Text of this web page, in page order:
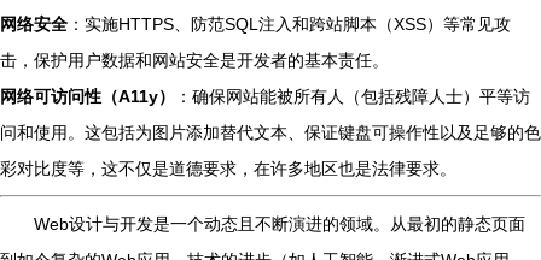
网络安全 ：实施HTTPS、防范SQL注入和跨站脚本（XSS）等常见攻
击，保护用户数据和网站安全是开发者的基本责任。
网络可访问性（A11y）
：确保网站能被所有人（包括残障人士）平等访
问和使用。这包括为图片添加替代文本、保证键盘可操作性以及足够的色
彩对比度等，这不仅是道德要求，在许多地区也是法律要求。
Web设计与开发是一个动态且不断演进的领域。从最初的静态页面